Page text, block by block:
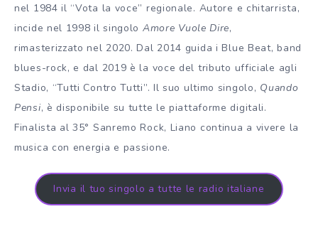
nel 1984 il “Vota la voce” regionale. Autore e chitarrista,
incide nel 1998 il singolo Amore Vuole Dire,
rimasterizzato nel 2020. Dal 2014 guida i Blue Beat, band
blues-rock, e dal 2019 è la voce del tributo ufficiale agli
Stadio, “Tutti Contro Tutti”. Il suo ultimo singolo, Quando
Pensi, è disponibile su tutte le piattaforme digitali.
Finalista al 35° Sanremo Rock, Liano continua a vivere la
musica con energia e passione.
Invia il tuo singolo a tutte le radio italiane